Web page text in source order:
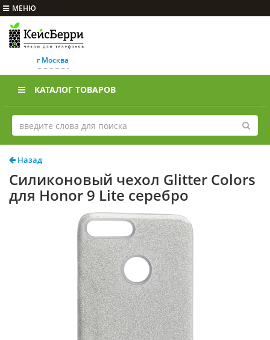
МЕНЮ
г Москва
КАТАЛОГ ТОВАРОВ
Назад
Силиконовый чехол Glitter Colors
для Honor 9 Lite серебро